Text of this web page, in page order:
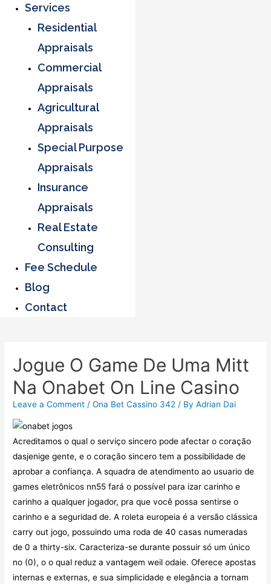
Services
Residential
Appraisals
Commercial
Appraisals
Agricultural
Appraisals
Special Purpose
Appraisals
Insurance
Appraisals
Real Estate
Consulting
Fee Schedule
Blog
Contact
Jogue O Game De Uma Mitt
Na Onabet On Line Casino
Leave a Comment /Ona Bet Cassino 342 / ByAdrian Dai
Acreditamos o qual o serviço sincero pode afectar o coração
dasjenige gente, e o coração sincero tem a possibilidade de
aprobar a confiança. A squadra de atendimento ao usuario de
games eletrônicos nn55 fará o possível para izar carinho e
carinho a qualquer jogador, pra que você possa sentirse o
carinho e a seguridad de. A roleta europeia é a versão clássica
carry out jogo, possuindo uma roda de 40 casas numeradas
de 0 a thirty-six. Caracteriza-se durante possuir só um único
no (0), o o qual reduz a vantagem weil odaie. Oferece apostas
internas e externas, e sua simplicidade e elegância a tornam